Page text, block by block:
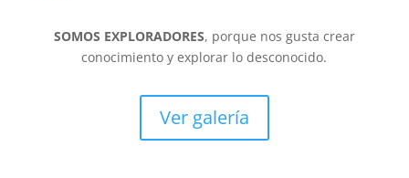
SOMOS EXPLORADORES, porque nos gusta crear
conocimiento y explorar lo desconocido.
Ver galería